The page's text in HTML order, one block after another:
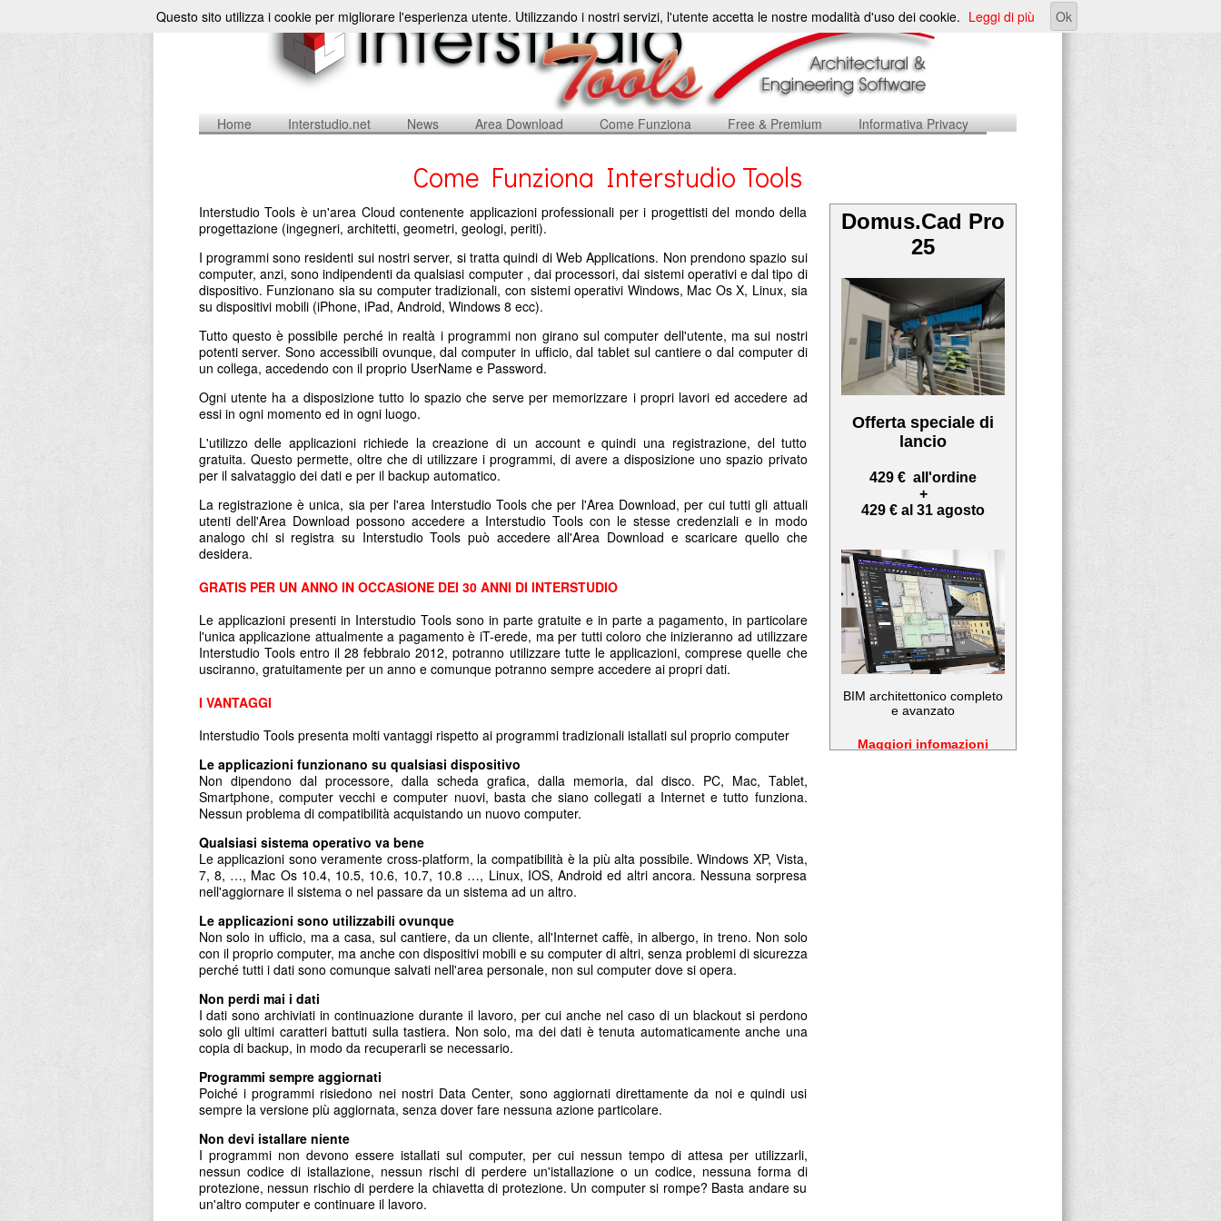
Home Interstudio.net News Area Download Come Funziona Free & Premium Informativa Privacy
Come Funziona Interstudio Tools
Interstudio Tools è un'area Cloud contenente applicazioni professionali per i progettisti del mondo della
progettazione (ingegneri, architetti, geometri, geologi, periti).
I programmi sono residenti sui nostri server, si tratta quindi di Web Applications. Non prendono spazio sui
computer, anzi, sono indipendenti da qualsiasi computer , dai processori, dai sistemi operativi e dal tipo di
dispositivo. Funzionano sia su computer tradizionali, con sistemi operativi Windows, Mac Os X, Linux, sia
su dispositivi mobili (iPhone, iPad, Android, Windows 8 ecc).
Tutto questo è possibile perché in realtà i programmi non girano sul computer dell'utente, ma sui nostri
potenti server. Sono accessibili ovunque, dal computer in ufficio, dal tablet sul cantiere o dal computer di
un collega, accedendo con il proprio UserName e Password.
Ogni utente ha a disposizione tutto lo spazio che serve per memorizzare i propri lavori ed accedere ad
essi in ogni momento ed in ogni luogo.
L'utilizzo delle applicazioni richiede la creazione di un account e quindi una registrazione, del tutto
gratuita. Questo permette, oltre che di utilizzare i programmi, di avere a disposizione uno spazio privato
per il salvataggio dei dati e per il backup automatico.
La registrazione è unica, sia per l'area Interstudio Tools che per l'Area Download, per cui tutti gli attuali
utenti dell'Area Download possono accedere a Interstudio Tools con le stesse credenziali e in modo
analogo chi si registra su Interstudio Tools può accedere all'Area Download e scaricare quello che
desidera.
GRATIS PER UN ANNO IN OCCASIONE DEI 30 ANNI DI INTERSTUDIO
Le applicazioni presenti in Interstudio Tools sono in parte gratuite e in parte a pagamento, in particolare
l'unica applicazione attualmente a pagamento è iT-erede, ma per tutti coloro che inizieranno ad utilizzare
Interstudio Tools entro il 28 febbraio 2012, potranno utilizzare tutte le applicazioni, comprese quelle che
usciranno, gratuitamente per un anno e comunque potranno sempre accedere ai propri dati.
I VANTAGGI
Interstudio Tools presenta molti vantaggi rispetto ai programmi tradizionali istallati sul proprio computer
Le applicazioni funzionano su qualsiasi dispositivo
Non dipendono dal processore, dalla scheda grafica, dalla memoria, dal disco. PC, Mac, Tablet,
Smartphone, computer vecchi e computer nuovi, basta che siano collegati a Internet e tutto funziona.
Nessun problema di compatibilità acquistando un nuovo computer.
Qualsiasi sistema operativo va bene
Le applicazioni sono veramente cross-platform, la compatibilità è la più alta possibile. Windows XP, Vista,
7, 8, …, Mac Os 10.4, 10.5, 10.6, 10.7, 10.8 …, Linux, IOS, Android ed altri ancora. Nessuna sorpresa
nell'aggiornare il sistema o nel passare da un sistema ad un altro.
Le applicazioni sono utilizzabili ovunque
Non solo in ufficio, ma a casa, sul cantiere, da un cliente, all'Internet caffè, in albergo, in treno. Non solo
con il proprio computer, ma anche con dispositivi mobili e su computer di altri, senza problemi di sicurezza
perché tutti i dati sono comunque salvati nell'area personale, non sul computer dove si opera.
Non perdi mai i dati
I dati sono archiviati in continuazione durante il lavoro, per cui anche nel caso di un blackout si perdono
solo gli ultimi caratteri battuti sulla tastiera. Non solo, ma dei dati è tenuta automaticamente anche una
copia di backup, in modo da recuperarli se necessario.
Programmi sempre aggiornati
Poiché i programmi risiedono nei nostri Data Center, sono aggiornati direttamente da noi e quindi usi
sempre la versione più aggiornata, senza dover fare nessuna azione particolare.
Non devi istallare niente
I programmi non devono essere istallati sul computer, per cui nessun tempo di attesa per utilizzarli,
nessun codice di istallazione, nessun rischi di perdere un'istallazione o un codice, nessuna forma di
protezione, nessun rischio di perdere la chiavetta di protezione. Un computer si rompe? Basta andare su
un'altro computer e continuare il lavoro.
Questo sito utilizza i cookie per migliorare l'esperienza utente. Utilizzando i nostri servizi, l'utente accetta le nostre modalità d'uso dei cookie. Leggi di più Ok